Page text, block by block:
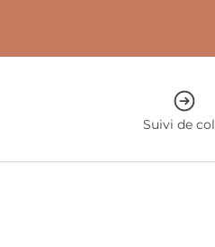
Suivi de